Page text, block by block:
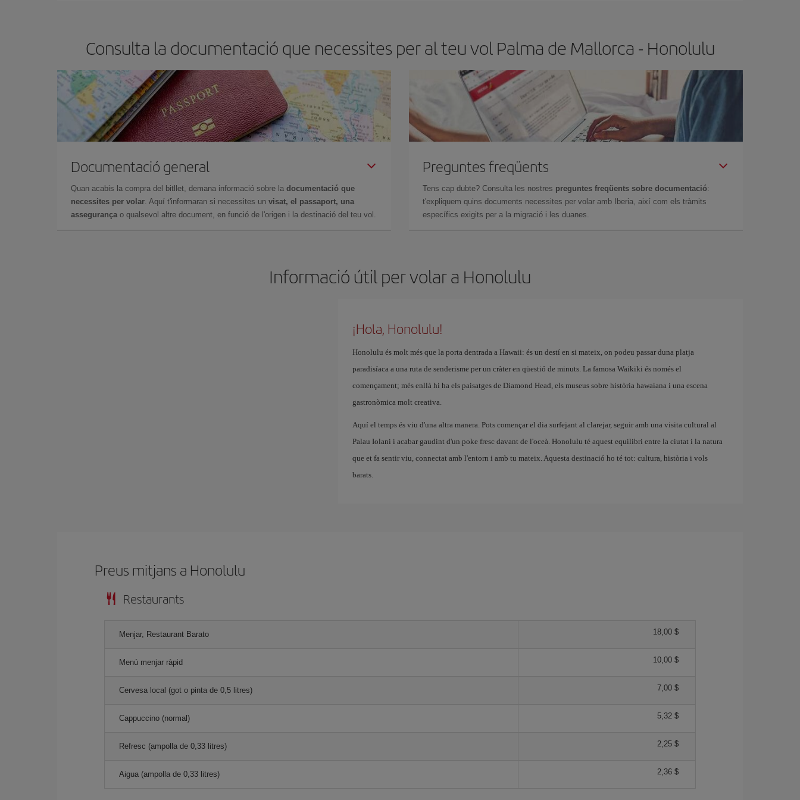
Consulta la documentació que necessites per al teu vol Palma de Mallorca - Honolulu
Documentació general
Quan acabis la compra del bitllet, demana informació sobre la documentació que
necessites per volar. Aquí t'informaran si necessites un visat, el passaport, una
assegurança o qualsevol altre document, en funció de l'origen i la destinació del teu vol.
Preguntes freqüents
Tens cap dubte? Consulta les nostres preguntes freqüents sobre documentació:
t'expliquem quins documents necessites per volar amb Iberia, així com els tràmits
específics exigits per a la migració i les duanes.
Informació útil per volar a Honolulu
¡Hola, Honolulu!
Honolulu és molt més que la porta dentrada a Hawaii: és un destí en si mateix, on podeu passar duna platja
paradisíaca a una ruta de senderisme per un cràter en qüestió de minuts. La famosa Waikiki és només el
començament; més enllà hi ha els paisatges de Diamond Head, els museus sobre història hawaiana i una escena
gastronòmica molt creativa.
Aquí el temps és viu d'una altra manera. Pots començar el dia surfejant al clarejar, seguir amb una visita cultural al
Palau Iolani i acabar gaudint d'un poke fresc davant de l'oceà. Honolulu té aquest equilibri entre la ciutat i la natura
que et fa sentir viu, connectat amb l'entorn i amb tu mateix. Aquesta destinació ho té tot: cultura, història i vols
barats.
Preus mitjans a Honolulu
Restaurants
Menjar, Restaurant Barato 18,00 $
Menú menjar ràpid 10,00 $
Cervesa local (got o pinta de 0,5 litres) 7,00 $
Cappuccino (normal) 5,32 $
Refresc (ampolla de 0,33 litres) 2,25 $
Aigua (ampolla de 0,33 litres) 2,36 $